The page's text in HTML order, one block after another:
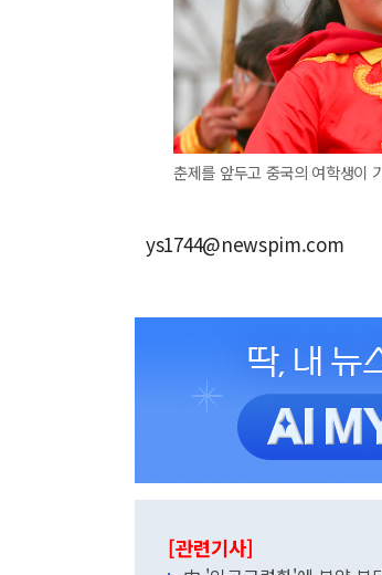
춘제를 앞두고 중국의 여학생이
ys1744@newspim.com
[관련기사]